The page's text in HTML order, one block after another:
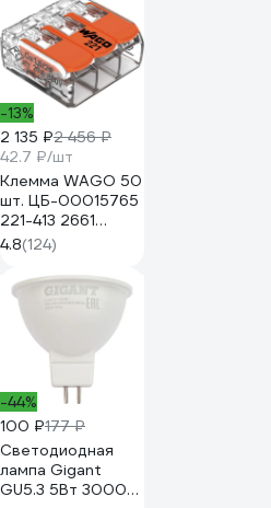
-13%
2 135 ₽2 456 ₽
42.7 ₽/шт
Клемма WAGO 50
шт. ЦБ-00015765
221-413 2661
102661
4.8(124)
-44%
100 ₽177 ₽
Светодиодная
лампа Gigant
GU5.3 5Вт 3000K